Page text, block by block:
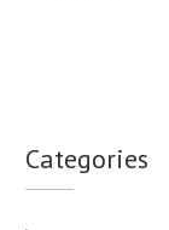
Categories